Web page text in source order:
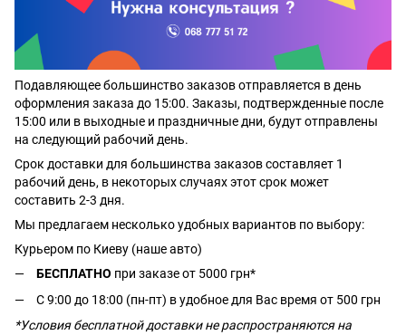
Подавляющее большинство заказов отправляется в день
оформления заказа до 15:00. Заказы, подтвержденные после
15:00 или в выходные и праздничные дни, будут отправлены
на следующий рабочий день.
Срок доставки для большинства заказов составляет 1
рабочий день, в некоторых случаях этот срок может
составить 2-3 дня.
Мы предлагаем несколько удобных вариантов по выбору:
Курьером по Киеву (наше авто)
БЕСПЛАТНО при заказе от 5000 грн*
С 9:00 до 18:00 (пн-пт) в удобное для Вас время от 500 грн
*Условия бесплатной доставки не распространяются на